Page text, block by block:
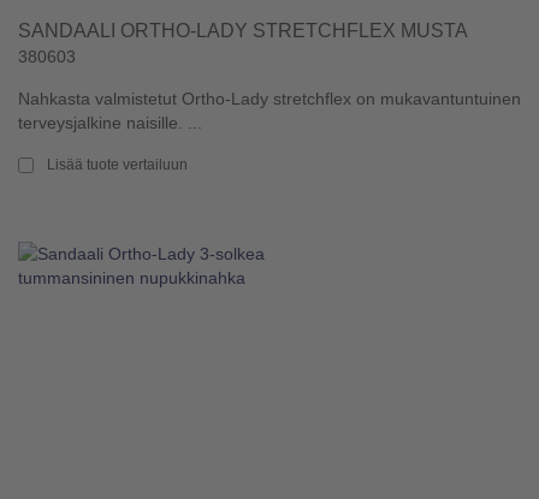
SANDAALI ORTHO-LADY STRETCHFLEX MUSTA
380603
Nahkasta valmistetut Ortho-Lady stretchflex on mukavantuntuinen
terveysjalkine naisille. ...
Lisää tuote vertailuun